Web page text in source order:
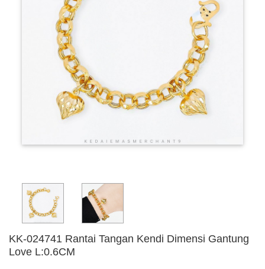
KK-024741 Rantai Tangan Kendi Dimensi Gantung
Love L:0.6CM